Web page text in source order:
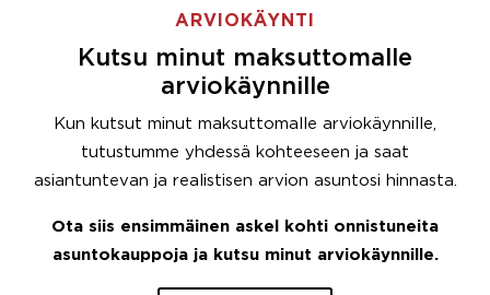
ARVIOKÄYNTI
Kutsu minut maksuttomalle
arviokäynnille
Kun kutsut minut maksuttomalle arviokäynnille,
tutustumme yhdessä kohteeseen ja saat
asiantuntevan ja realistisen arvion asuntosi hinnasta.
Ota siis ensimmäinen askel kohti onnistuneita
asuntokauppoja ja kutsu minut arviokäynnille.